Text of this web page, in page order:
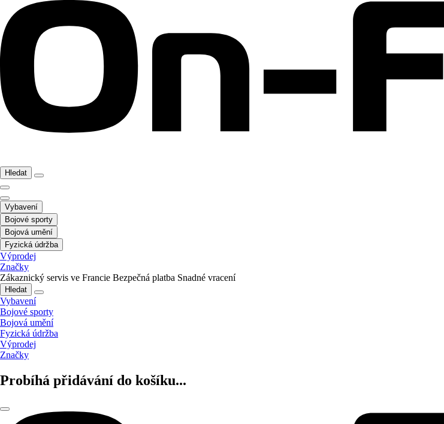
Hledat
Vybavení
Bojové sporty
Bojová umění
Fyzická údržba
Výprodej
Značky
Zákaznický servis ve Francie Bezpečná platba Snadné vracení
Hledat
Vybavení
Bojové sporty
Bojová umění
Fyzická údržba
Výprodej
Značky
Probíhá přidávání do košíku...